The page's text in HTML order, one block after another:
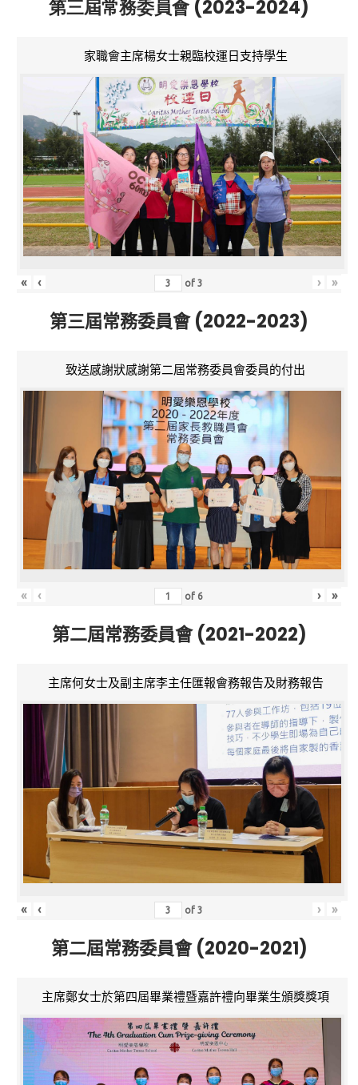
第三屆常務委員會 (2023-2024)
家職會主席楊女士親臨校運日支持學生
« ‹ of3 › »
第三屆常務委員會 (2022-2023)
致送感謝狀感謝第二屆常務委員會委員的付出
« ‹ of 6 › »
第二屆常務委員會 (2021-2022)
主席何女士及副主席李主任匯報會務報告及財務報告
« ‹ of3 › »
第二屆常務委員會 (2020-2021)
主席鄭女士於第四屆畢業禮暨嘉許禮向畢業生頒獎獎項